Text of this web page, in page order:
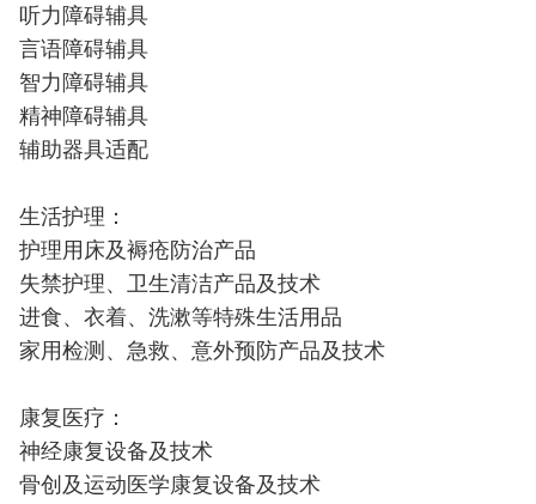
听力障碍辅具
言语障碍辅具
智力障碍辅具
精神障碍辅具
辅助器具适配
生活护理：
护理用床及褥疮防治产品
失禁护理、卫生清洁产品及技术
进食、衣着、洗漱等特殊生活用品
家用检测、急救、意外预防产品及技术
康复医疗：
神经康复设备及技术
骨创及运动医学康复设备及技术